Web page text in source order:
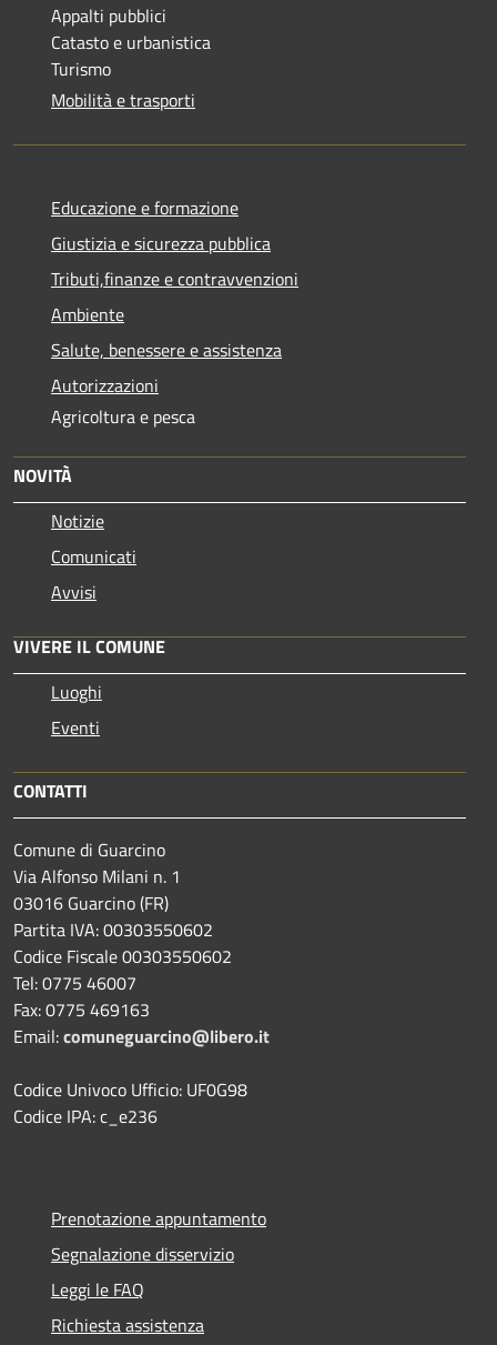
Appalti pubblici
Catasto e urbanistica
Turismo
Mobilità e trasporti
Educazione e formazione
Giustizia e sicurezza pubblica
Tributi,finanze e contravvenzioni
Ambiente
Salute, benessere e assistenza
Autorizzazioni
Agricoltura e pesca
NOVITÀ
Notizie
Comunicati
Avvisi
VIVERE IL COMUNE
Luoghi
Eventi
CONTATTI
Comune di Guarcino
Via Alfonso Milani n. 1
03016 Guarcino (FR)
Partita IVA: 00303550602
Codice Fiscale 00303550602
Tel: 0775 46007
Fax: 0775 469163
Email:comuneguarcino@libero.it
Codice Univoco Ufficio: UF0G98
Codice IPA: c_e236
Prenotazione appuntamento
Segnalazione disservizio
Leggi le FAQ
Richiesta assistenza